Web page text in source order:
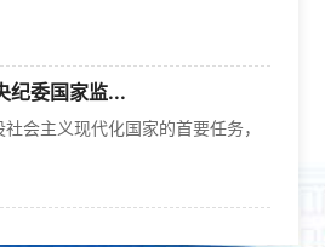
纪委国家监...
会主义现代化国家的首要任务，